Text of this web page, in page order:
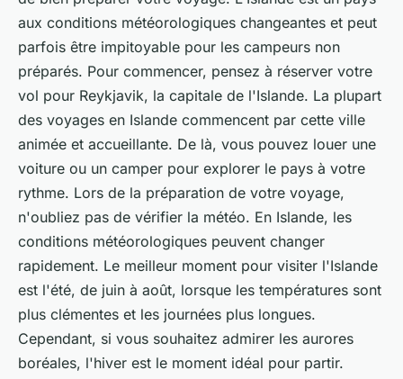
aux conditions météorologiques changeantes et peut
parfois être impitoyable pour les campeurs non
préparés. Pour commencer, pensez à réserver votre
vol pour Reykjavik, la capitale de l'Islande. La plupart
des voyages en Islande commencent par cette ville
animée et accueillante. De là, vous pouvez louer une
voiture ou un camper pour explorer le pays à votre
rythme. Lors de la préparation de votre voyage,
n'oubliez pas de vérifier la météo. En Islande, les
conditions météorologiques peuvent changer
rapidement. Le meilleur moment pour visiter l'Islande
est l'été, de juin à août, lorsque les températures sont
plus clémentes et les journées plus longues.
Cependant, si vous souhaitez admirer les aurores
boréales, l'hiver est le moment idéal pour partir.